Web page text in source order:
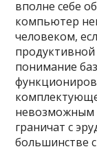
вполне себе
компьютер
человеком,
понимание
невозможным
граничат с
большинстве